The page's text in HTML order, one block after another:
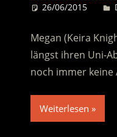
26/06/2015
Megan (Keira
längst ihren Uni-
noch immer keine
Weiterlesen